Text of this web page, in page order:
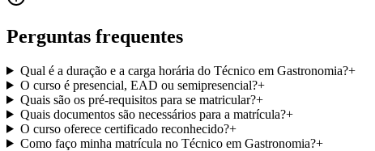
Perguntas frequentes
Qual é a duração e a carga horária do Técnico em Gastronomia?+
O curso é presencial, EAD ou semipresencial?+
Quais são os pré-requisitos para se matricular?+
Quais documentos são necessários para a matrícula?+
O curso oferece certificado reconhecido?+
Como faço minha matrícula no Técnico em Gastronomia?+